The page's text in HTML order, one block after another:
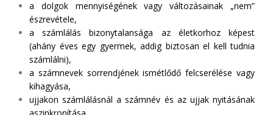
a dolgok mennyiségének vagy változásainak „nem”
észrevétele,
a számlálás bizonytalansága az életkorhoz képest
(ahány éves egy gyermek, addig biztosan el kell tudnia
számlálni),
a számnevek sorrendjének ismétlődő felcserélése vagy
kihagyása,
ujjakon számlálásnál a számnév és az ujjak nyitásának